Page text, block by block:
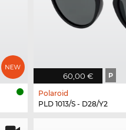
60,00 € P
Polaroid
PLD 1013/S - D28/Y2